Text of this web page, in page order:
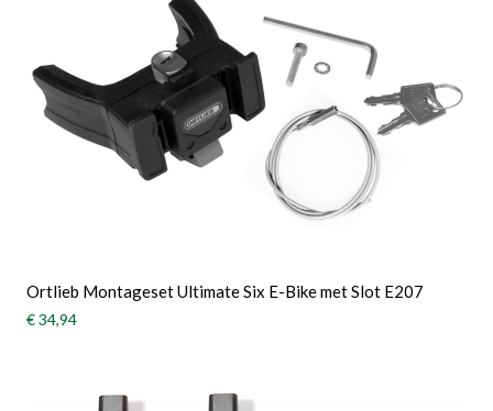
Ortlieb Montageset Ultimate Six E-Bike met Slot E207
€ 34,94